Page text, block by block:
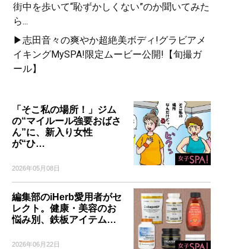
街中を歩いて“恥ずかしくない”のか聞いてみた
ら...
▶志田音々の爽やか超絶美ボディ!グラビアメ
イキングMySPA!限定ムービー公開!【旬撮ガ
ール】
「そこ私の場所！」ジム
の“マイルール強要おばさ
ん”に、新入り女性
が“ひ…
2026年05月08日
編集部のiHerb愛用者がセ
レクト。健康・美容のお
悩み別、鉄板アイテム…
2026年06月22日